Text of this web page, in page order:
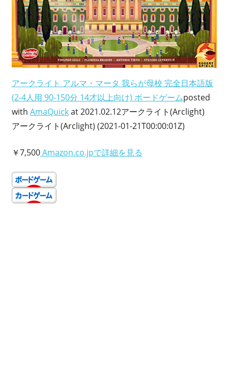
アークライト アルマ・マータ 我らが母校 完全日本語版
(2-4人用 90-150分 14才以上向け) ボードゲームposted
with AmaQuickat 2021.02.12アークライト(Arclight)
アークライト(Arclight) (2021-01-21T00:00:01Z)
￥7,500Amazon.co.jpで詳細を見る